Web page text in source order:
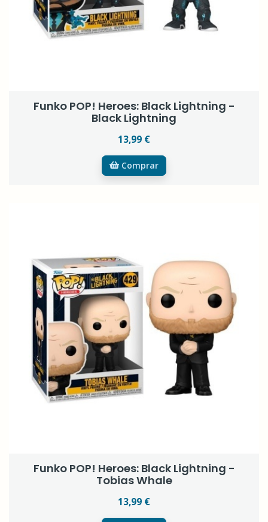
Funko POP! Heroes: Black Lightning -
Black Lightning
13,99 €
Comprar
Funko POP! Heroes: Black Lightning -
Tobias Whale
13,99 €